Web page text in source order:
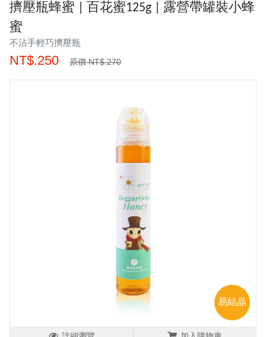
擠壓瓶蜂蜜 | 百花蜜125g | 露營帶罐裝小蜂
蜜
不沾手輕巧擠壓瓶
NT$.250 原價 NT$.270
易結晶